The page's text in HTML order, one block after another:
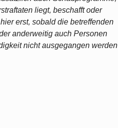
liegt, beschafft oder
erst, sobald die betreffenden
anderweitig auch Personen
nicht ausgegangen werden